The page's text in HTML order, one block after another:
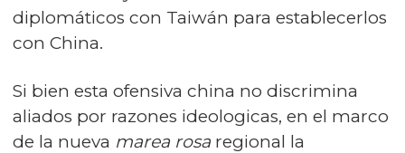
diplomáticos con Taiwán para establecerlos
con China.
Si bien esta ofensiva china no discrimina
aliados por razones ideologicas, en el marco
de la nueva marea rosaregional la